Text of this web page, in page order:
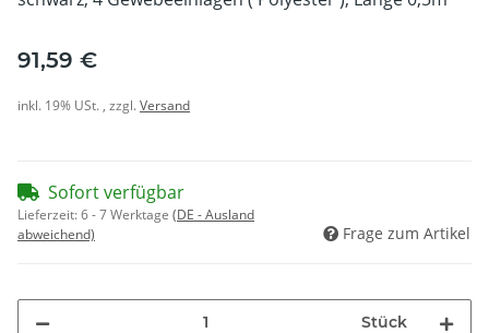
91,59 €
inkl. 19% USt. , zzgl.Versand
Sofort verfügbar
Lieferzeit:6 - 7 Werktage (DE - Ausland
abweichend)
Frage zum Artikel
Stück